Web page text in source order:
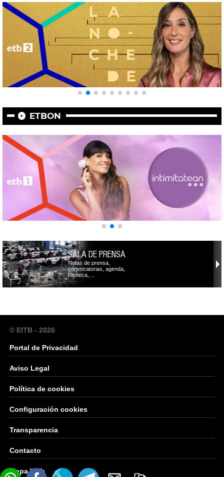
ETBON
SALA DE PRENSA
Notas de prensa,
convocatorias, agenda,
fototeca,…
© EITB - 2026
Portal de Privacidad
Aviso Legal
Política de cookies
Configuración cookies
Transparencia
Contacto
Mapa Web